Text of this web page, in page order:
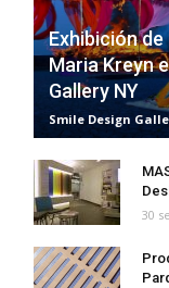
Exhibición
Maria Kreyn
Gallery NY
Smile Design
30